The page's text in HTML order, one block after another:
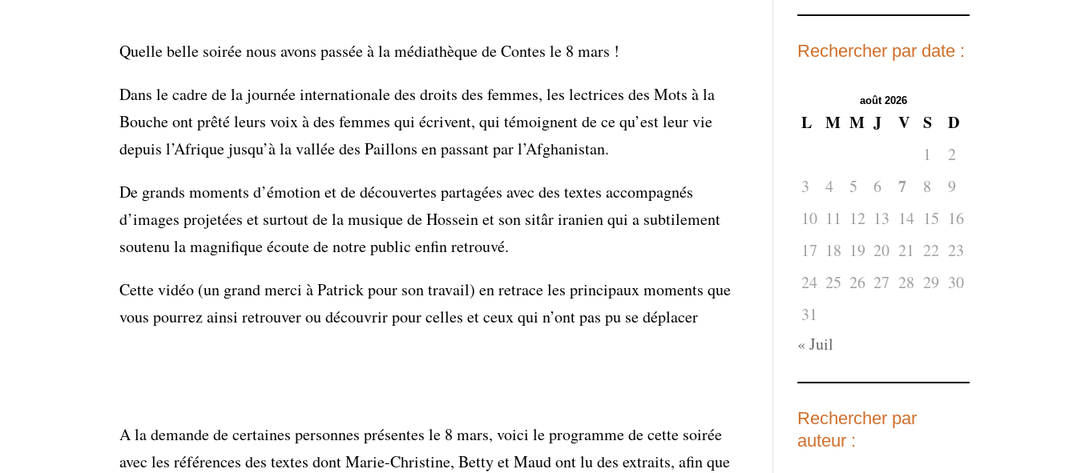
Quelle belle soirée nous avons passée à la médiathèque de Contes le 8 mars !
Dans le cadre de la journée internationale des droits des femmes, les lectrices des Mots à la
Bouche ont prêté leurs voix à des femmes qui écrivent, qui témoignent de ce qu’est leur vie
depuis l’Afrique jusqu’à la vallée des Paillons en passant par l’Afghanistan.
De grands moments d’émotion et de découvertes partagées avec des textes accompagnés
d’images projetées et surtout de la musique de Hossein et son sitâr iranien qui a subtilement
soutenu la magnifique écoute de notre public enfin retrouvé.
Cette vidéo (un grand merci à Patrick pour son travail) en retrace les principaux moments que
vous pourrez ainsi retrouver ou découvrir pour celles et ceux qui n’ont pas pu se déplacer
A la demande de certaines personnes présentes le 8 mars, voici le programme de cette soirée
avec les références des textes dont Marie-Christine, Betty et Maud ont lu des extraits, afin que
Rechercher par date :
août 2026
L M M J V S D
1
2
3
4 5 6 7 8
9
10 11 12 13 14 15 16
17 18 19 20 21 22 23
24 25 26 27 28 29 30
31
« Juil
Rechercher par
auteur :